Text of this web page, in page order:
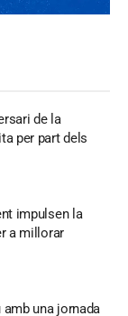
de la
per part dels
impulsen la
a millorar
una jornada